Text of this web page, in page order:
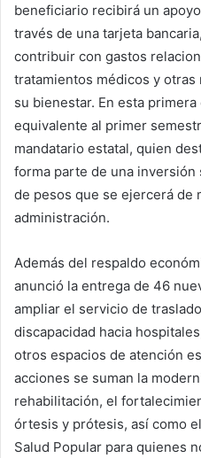
beneficiario recibirá un
través de una tarjeta
contribuir con gastos
tratamientos médicos y
su bienestar. En esta
equivalente al primer
mandatario estatal, quien
forma parte de una
de pesos que se ejercerá de
administración.
Además del respaldo
anunció la entrega de 46
ampliar el servicio de
discapacidad hacia
otros espacios de atención
acciones se suman la
rehabilitación, el
órtesis y prótesis, así como
Salud Popular para quienes